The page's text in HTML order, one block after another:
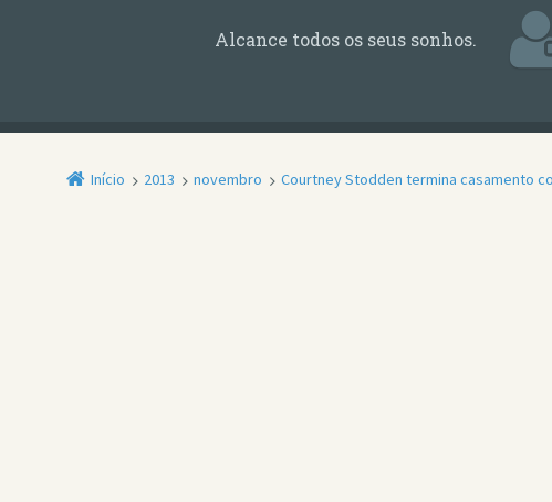
Alcance todos os seus sonhos.
Início 2013 novembro Courtney Stodden termina casamento